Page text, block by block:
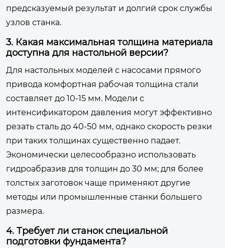
предсказуемый результат и долгий срок службы
узлов станка.
3. Какая максимальная толщина материала
доступна для настольной версии?
Для настольных моделей с насосами прямого
привода комфортная рабочая толщина стали
составляет до 10-15 мм. Модели с
интенсификатором давления могут эффективно
резать сталь до 40-50 мм, однако скорость резки
при таких толщинах существенно падает.
Экономически целесообразно использовать
гидроабразив для толщин до 30 мм; для более
толстых заготовок чаще применяют другие
методы или промышленные станки большего
размера.
4. Требует ли станок специальной
подготовки фундамента?